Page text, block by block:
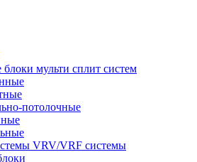
мульти сплит систем
потолочные
VRV/VRF системы